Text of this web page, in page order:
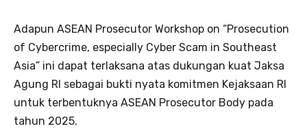
Adapun ASEAN Prosecutor Workshop on “Prosecution
of Cybercrime, especially Cyber Scam in Southeast
Asia” ini dapat terlaksana atas dukungan kuat Jaksa
Agung RI sebagai bukti nyata komitmen Kejaksaan RI
untuk terbentuknya ASEAN Prosecutor Body pada
tahun 2025.